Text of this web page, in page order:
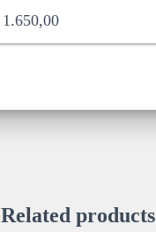
1.650,00
Related products